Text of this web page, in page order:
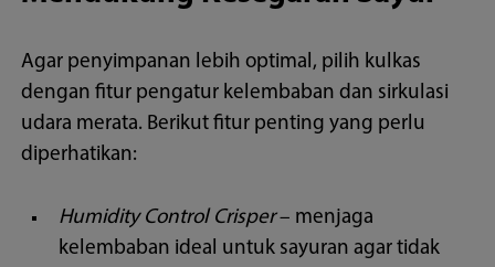
Agar penyimpanan lebih optimal, pilih kulkas
dengan fitur pengatur kelembaban dan sirkulasi
udara merata. Berikut fitur penting yang perlu
diperhatikan:
Humidity Control Crisper– menjaga
kelembaban ideal untuk sayuran agar tidak